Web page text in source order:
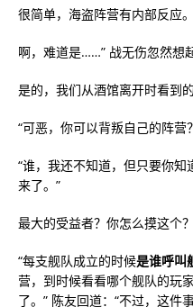
很简单，海盗阵营有内部反应
啊，难道是……” 战无伤忽然想
是的，我们从酒馆离开时看到
“可恶，你可以背叛自己的阵营
“谁，我还不知道，但只要你
来了。”
最大的受益者？你怎么摸这个
“每支舰队成立的时候是谁呼叫
营，到时候看看哪个舰队的玩
了。” 陈友回道：“不过，这